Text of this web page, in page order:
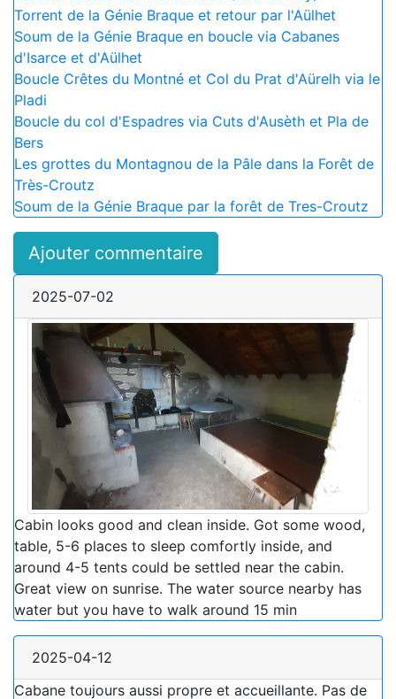
Torrent de la Génie Braque et retour par l'Aülhet
Soum de la Génie Braque en boucle via Cabanes
d'Isarce et d'Aülhet
Boucle Crêtes du Montné et Col du Prat d'Aürelh via le
Pladi
Boucle du col d'Espadres via Cuts d'Ausèth et Pla de
Bers
Les grottes du Montagnou de la Pâle dans la Forêt de
Très-Croutz
Soum de la Génie Braque par la forêt de Tres-Croutz
Ajouter commentaire
2025-07-02
Cabin looks good and clean inside. Got some wood,
table, 5-6 places to sleep comfortly inside, and
around 4-5 tents could be settled near the cabin.
Great view on sunrise. The water source nearby has
water but you have to walk around 15 min
2025-04-12
Cabane toujours aussi propre et accueillante. Pas de